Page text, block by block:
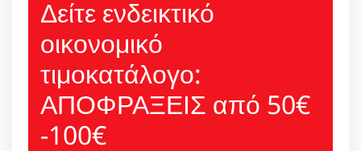
Δείτε ενδεικτικό
οικονομικό
τιμοκατάλογο:
ΑΠΟΦΡΑΞΕΙΣ από 50€
-100€